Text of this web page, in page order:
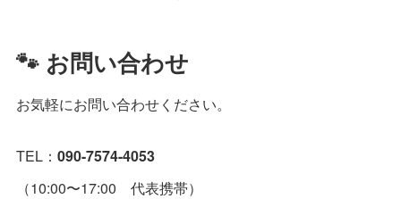
🐾 お問い合わせ
お気軽にお問い合わせください。
TEL：090-7574-4053
（10:00〜17:00 代表携帯）